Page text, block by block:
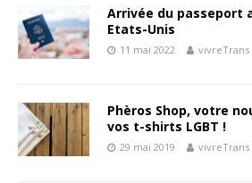
Arrivée du passeport
Etats-Unis
11 mai 2022 vivreTrans
Phèros Shop, votre
vos t-shirts LGBT !
29 mai 2019 vivreTrans